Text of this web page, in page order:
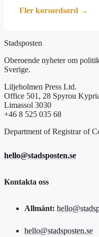
Fler korsordsord →
Stadsposten
Oberoende nyheter om
Sverige.
Liljeholmen Press Ltd.
Office 501, 28 Spyrou
Limassol 3030
+46 8 525 035 68
Department of Registrar of
hello@stadsposten.se
Kontakta oss
Allmänt:
hello@stadsposten.se